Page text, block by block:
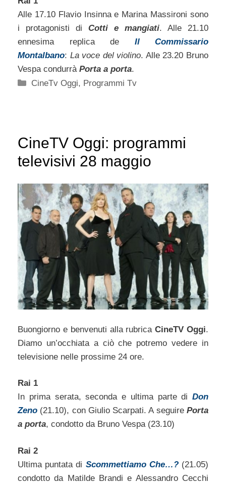
Alle 17.10 Flavio Insinna e Marina Massironi sono
i protagonisti di Cotti e mangiati. Alle 21.10
ennesima replica de Il Commissario
Montalbano: La voce del violino. Alle 23.20 Bruno
Vespa condurrà Porta a porta.
Categorie
CineTv Oggi, Programmi Tv
CineTV Oggi: programmi
televisivi 28 maggio
Buongiorno e benvenuti alla rubricaCineTV Oggi.
Diamo un’occhiata a ciò che potremo vedere in
televisione nelle prossime 24 ore.
Rai 1
In prima serata, seconda e ultima parte di Don
Zeno (21.10), con Giulio Scarpati. A seguire Porta
a porta, condotto da Bruno Vespa (23.10)
Rai 2
Ultima puntata di Scommettiamo Che…?(21.05)
condotto da Matilde Brandi e Alessandro Cecchi